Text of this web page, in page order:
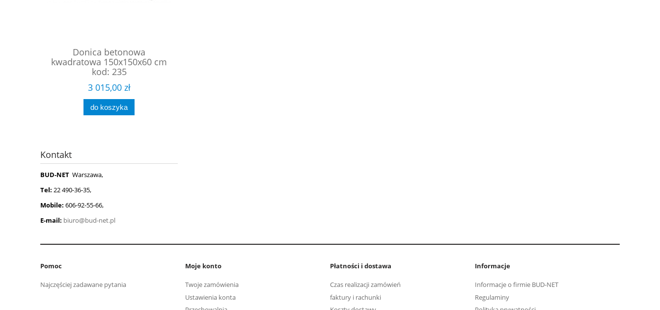
Donica betonowa
kwadratowa 150x150x60 cm
kod: 235
3 015,00 zł
do koszyka
Kontakt
BUD-NET Warszawa,
Tel: 22 490-36-35,
Mobile: 606-92-55-66,
E-mail: biuro@bud-net.pl
Pomoc
Najczęściej zadawane pytania
Moje konto
Twoje zamówienia
Ustawienia konta
Płatności i dostawa
Czas realizacji zamówień
faktury i rachunki
Informacje
Informacje o firmie BUD-NET
Regulaminy